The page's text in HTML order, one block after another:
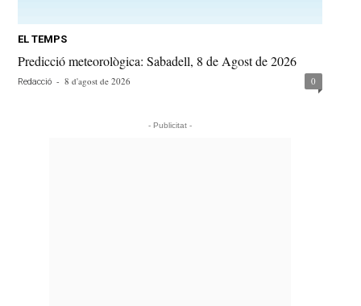
EL TEMPS
Predicció meteorològica: Sabadell, 8 de Agost de 2026
Redacció - 8 d'agost de 2026 0
- Publicitat -